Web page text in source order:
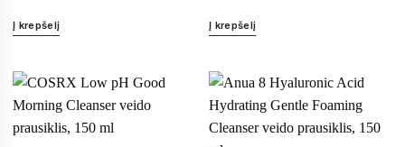
Į krepšelį Į krepšelį